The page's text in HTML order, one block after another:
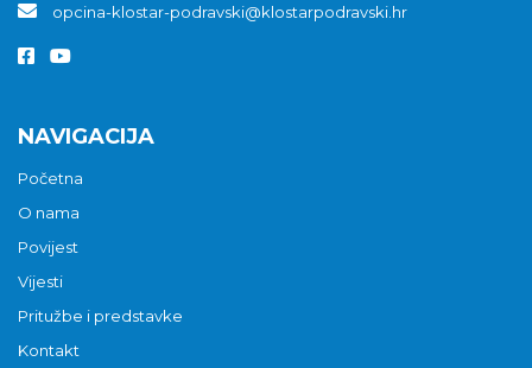
opcina-klostar-podravski@klostarpodravski.hr
NAVIGACIJA
Početna
O nama
Povijest
Vijesti
Pritužbe i predstavke
Kontakt